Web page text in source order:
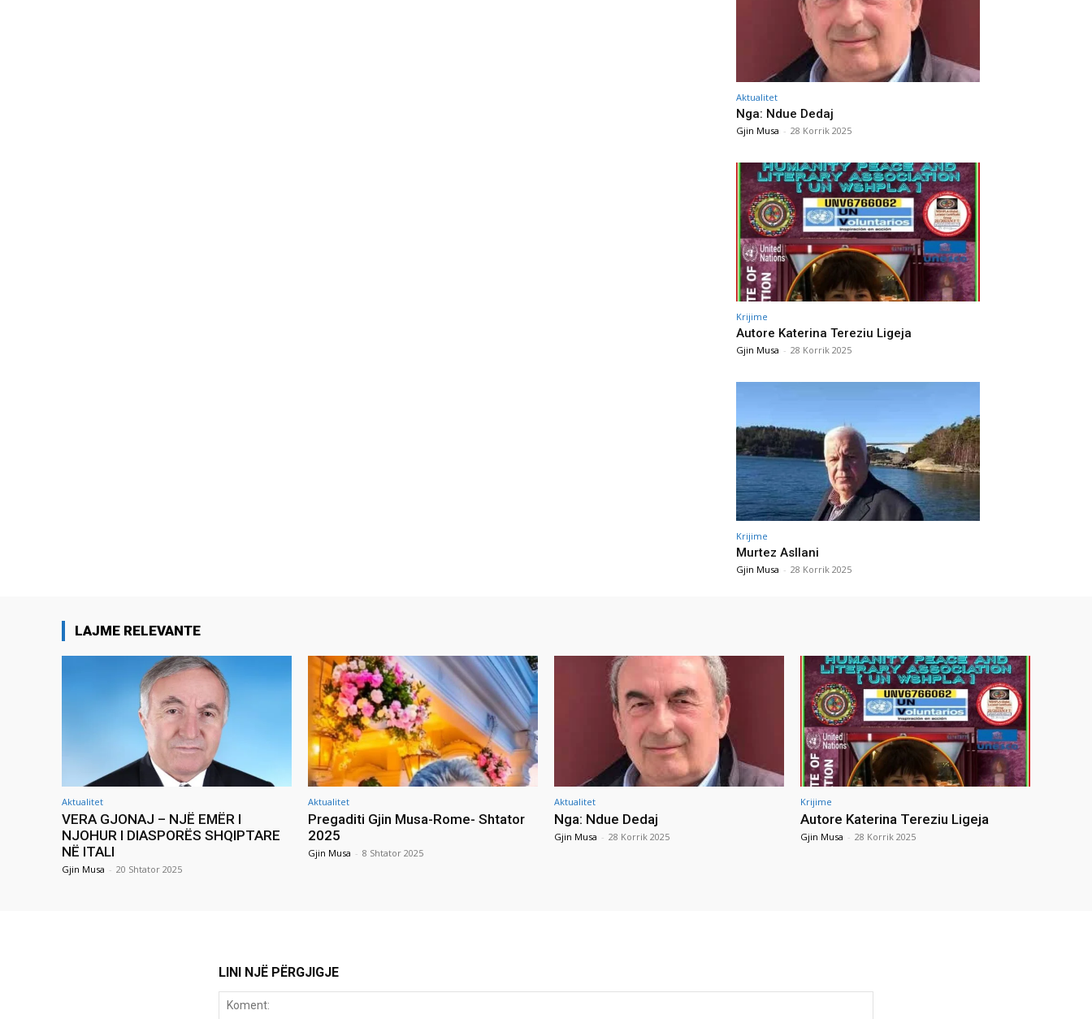
Aktualitet
Nga: Ndue Dedaj
Gjin Musa - 28 Korrik 2025
Krijime
Autore Katerina Tereziu Ligeja
Gjin Musa - 28 Korrik 2025
Krijime
Murtez Asllani
Gjin Musa - 28 Korrik 2025
LAJME RELEVANTE
Aktualitet
VERA GJONAJ – NJË EMËR I
NJOHUR I DIASPORËS SHQIPTARE
NË ITALI
Gjin Musa - 20 Shtator 2025
Aktualitet
Pregaditi Gjin Musa-Rome- Shtator
2025
Gjin Musa - 8 Shtator 2025
Aktualitet
Nga: Ndue Dedaj
Gjin Musa - 28 Korrik 2025
Krijime
Autore Katerina Tereziu Ligeja
Gjin Musa - 28 Korrik 2025
LINI NJË PËRGJIGJE